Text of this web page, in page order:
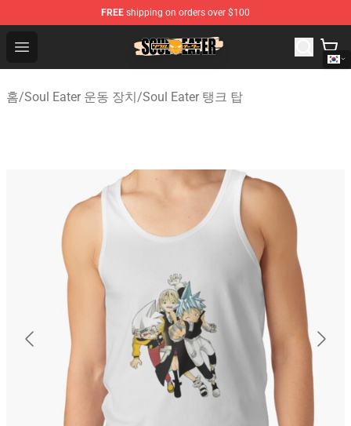
FREE shipping on orders over $100
Open menu
Soul Eater Store - Official Soul Eater Merchandise Shop
홈/Soul Eater 운동 장치/Soul Eater 탱크 탑